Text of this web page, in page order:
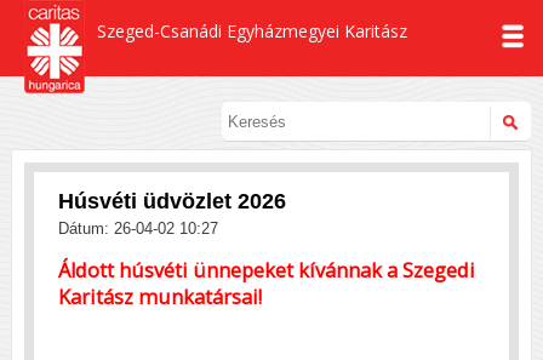
Szeged-Csanádi Egyházmegyei Karitász
Húsvéti üdvözlet 2026
Dátum: 26-04-02 10:27
Áldott húsvéti ünnepeket kívánnak a Szegedi
Karitász munkatársai!